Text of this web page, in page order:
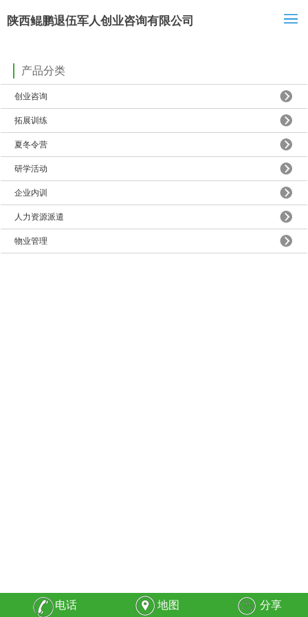
陕西鲲鹏退伍军人创业咨询有限公司
产品分类
创业咨询
拓展训练
夏冬令营
研学活动
企业内训
人力资源派遣
物业管理
电话 地图 分享